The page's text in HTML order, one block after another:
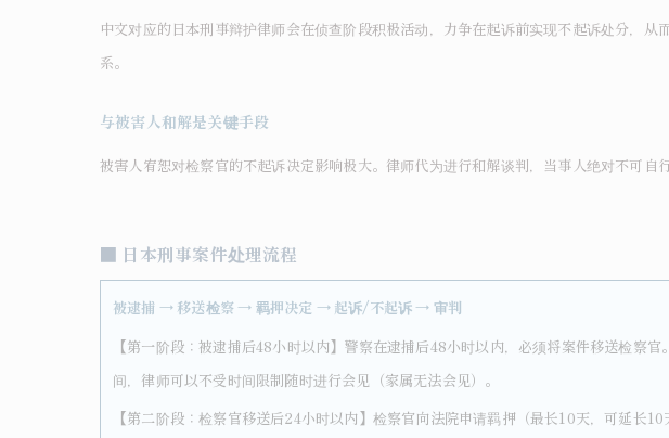
中文对应的日本刑事辩护律师会在侦查阶段积极活动，力争在起诉前实现不起诉处分
系。
与被害人和解是关键手段
被害人宥恕对检察官的不起诉决定影响极大。律师代为进行和解谈判，当事人绝对不可自
■ 日本刑事案件处理流程
被逮捕 → 移送检察 → 羁押决定 → 起诉/不起诉 → 审判
【第一阶段：被逮捕后48小时以内】警察在逮捕后48小时以内，必须将案件移送检察官
间，律师可以不受时间限制随时进行会见（家属无法会见）。
【第二阶段：检察官移送后24小时以内】检察官向法院申请羁押（最长10天，可延长10